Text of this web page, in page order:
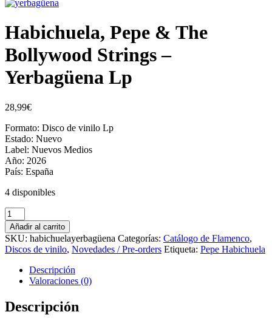
Habichuela, Pepe & The
Bollywood Strings –
Yerbagüena Lp
28,99€
Formato: Disco de vinilo Lp
Estado: Nuevo
Label: Nuevos Medios
Año: 2026
País: España
4 disponibles
Habichuela,
Pepe
&
The
Bollywood
Strings
Yerbagüena
Lp
cantidad
Añadir al carrito
SKU: habichuelayerbagüena Categorías: Catálogo de Flamenco,
Discos de vinilo, Novedades / Pre-orders Etiqueta: Pepe Habichuela
Descripción
Valoraciones (0)
Descripción